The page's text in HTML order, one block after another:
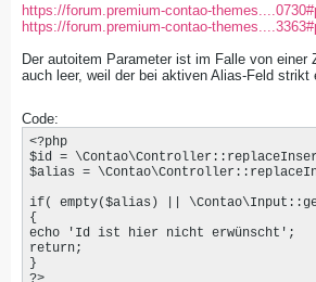
https://forum.premium-contao-
https://forum.premium-contao-
Der autoitem Parameter ist im Falle von einer
auch leer, weil der bei aktiven Alias-Feld strikt
Code:
<?php
$id =
$alias =
if( empty($alias) || \Contao\Input::get(
{
echo 'Id ist hier nicht erwünscht';
return;
}
?>